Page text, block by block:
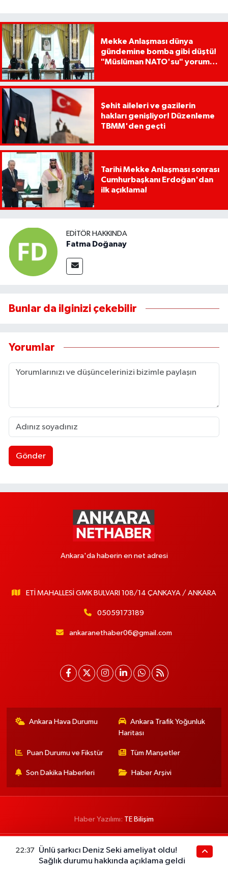
Mekke Anlaşması dünya
gündemine bomba gibi düştü!
"Müslüman NATO'su" yorumu
Şehit aileleri ve gazilerin
hakları genişliyor! Düzenleme
TBMM'den geçti
Tarihi Mekke Anlaşması sonrası
Cumhurbaşkanı Erdoğan'dan
ilk açıklama!
EDITÖR HAKKINDA
Fatma Doğanay
Bunlar da ilginizi çekebilir
Yorumlar
Gönder
Ankara'da haberin en net adresi
ETİ MAHALLESİ GMK BULVARI 108/14 ÇANKAYA / ANKARA
05059173189
ankaranethaber06@gmail.com
Ankara Hava Durumu
Ankara Trafik Yoğunluk
Haritası
Puan Durumu ve Fikstür Tüm Manşetler
Son Dakika Haberleri Haber Arşivi
Haber Yazılımı: TE Bilişim
22:37
Ünlü şarkıcı Deniz Seki ameliyat oldu!
Sağlık durumu hakkında açıklama geldi